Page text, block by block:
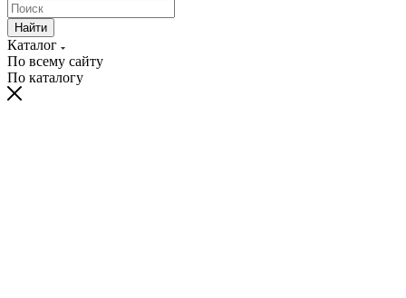
Найти
Каталог
По всему сайту
По каталогу